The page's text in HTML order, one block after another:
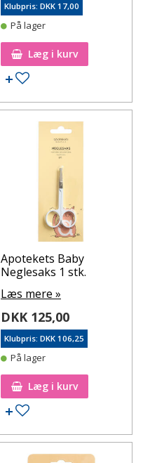
Klubpris: DKK 17,00
På lager
Læg i kurv
Tilføj til ønskeseddel
Apotekets Baby
Neglesaks 1 stk.
Læs mere »
DKK 125,00
Klubpris: DKK 106,25
På lager
Læg i kurv
Tilføj til ønskeseddel